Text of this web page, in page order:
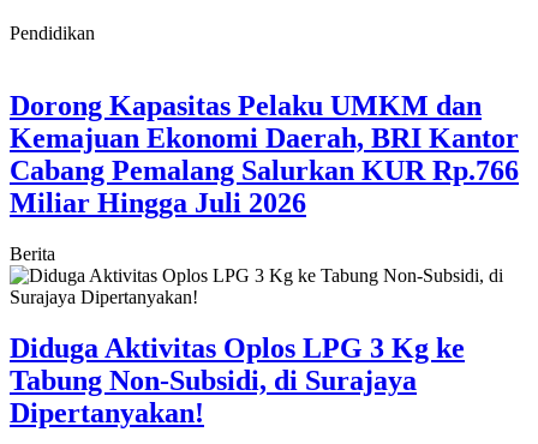
Pendidikan
Dorong Kapasitas Pelaku UMKM dan
Kemajuan Ekonomi Daerah, BRI Kantor
Cabang Pemalang Salurkan KUR Rp.766
Miliar Hingga Juli 2026
Berita
Diduga Aktivitas Oplos LPG 3 Kg ke
Tabung Non-Subsidi, di Surajaya
Dipertanyakan!